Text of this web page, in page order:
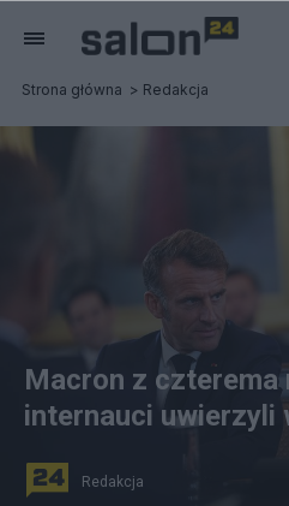
Strona główna Redakcja
Macron z czterema
internauci uwierzyli
Redakcja